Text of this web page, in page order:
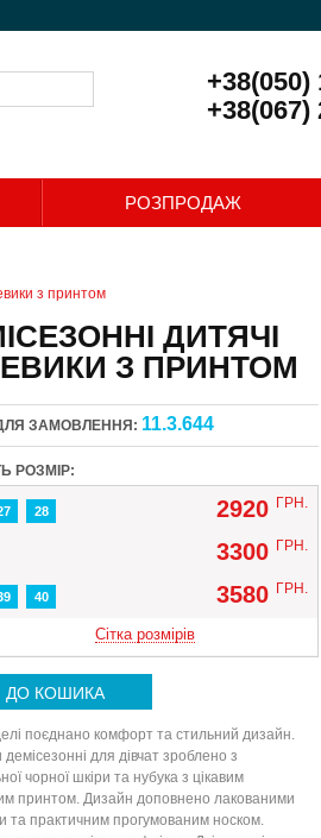
+38(050)
+38(067)
РОЗПРОДАЖ
з принтом
ДИТЯЧІ
З ПРИНТОМ
ЗАМОВЛЕННЯ: 11.3.644
РОЗМІР:
28 2920 ГРН.
3300 ГРН.
40 3580 ГРН.
Сітка розмірів
ДО КОШИКА
поєднано комфорт та стильний дизайн.
для дівчат зроблено з
чорної шкіри та нубука з цікавим
принтом. Дизайн доповнено лакованими
та практичним прогумованим носком.